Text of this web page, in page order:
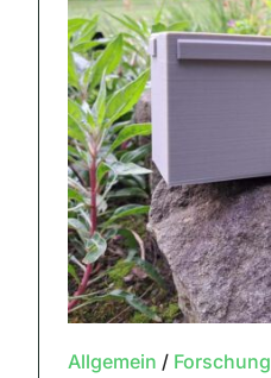
Allgemein / Forschung